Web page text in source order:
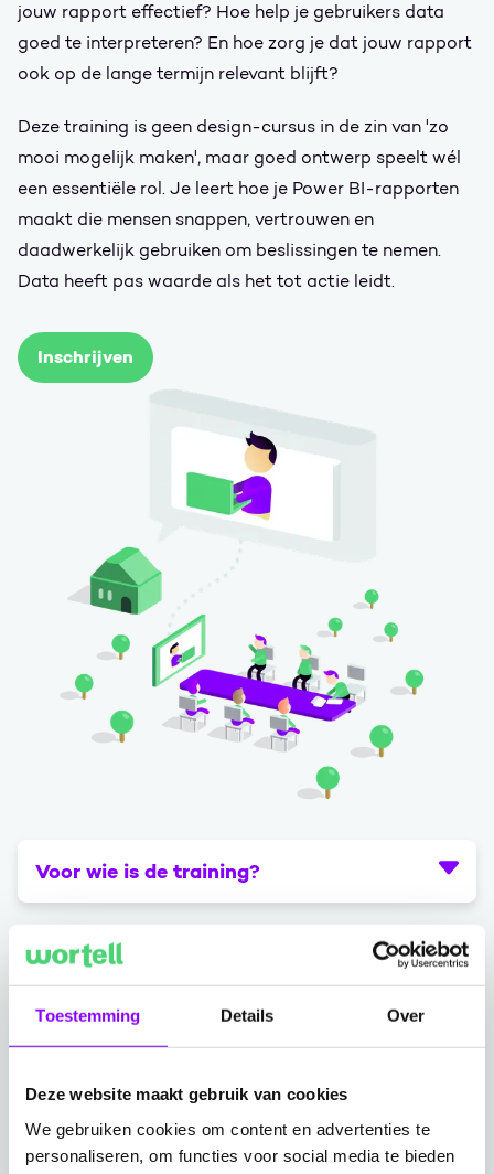
Toestemming Details Over
Deze website maakt gebruik van cookies
We gebruiken cookies om content en advertenties te
personaliseren, om functies voor social media te bieden
jouw rapport effectief? Hoe help je gebruikers data
goed te interpreteren? En hoe zorg je dat jouw rapport
ook op de lange termijn relevant blijft?
Deze training is geen design-cursus in de zin van 'zo
mooi mogelijk maken', maar goed ontwerp speelt wél
een essentiële rol. Je leert hoe je Power BI-rapporten
maakt die mensen snappen, vertrouwen en
daadwerkelijk gebruiken om beslissingen te nemen.
Data heeft pas waarde als het tot actie leidt.
Inschrijven
Voor wie is de training?
Doelstellingen
Voorkennis
Je hebt eerder de trainingPower BI Fundamentals
gevolgd of beschikt over vergelijkbare ervaring: